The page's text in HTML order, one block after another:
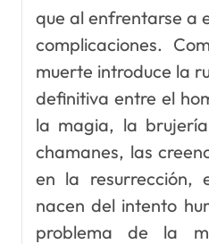
que al enfrentarse a
complicaciones.
muerte introduce la
definitiva entre el
la magia, la
chamanes, las
en la resurrección,
nacen del intento
problema de la